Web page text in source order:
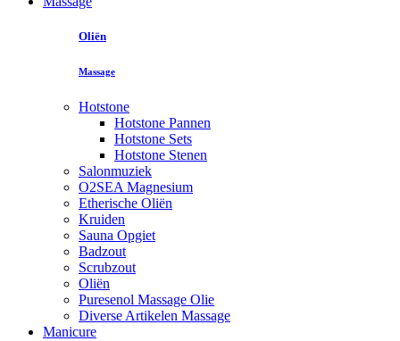
Oliën
Massage
Hotstone
Hotstone Pannen
Hotstone Sets
Hotstone Stenen
Salonmuziek
O2SEA Magnesium
Etherische Oliën
Kruiden
Sauna Opgiet
Badzout
Scrubzout
Oliën
Puresenol Massage Olie
Diverse Artikelen Massage
Manicure